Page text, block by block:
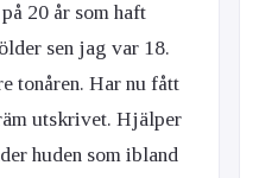
20 år som haft
sen jag var 18.
tonåren. Har nu fått
utskrivet. Hjälper
huden som ibland